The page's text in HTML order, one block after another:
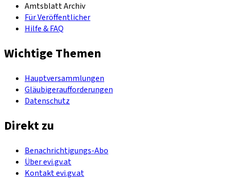
Amtsblatt Archiv
Für Veröffentlicher
Hilfe & FAQ
Wichtige Themen
Hauptversammlungen
Gläubigeraufforderungen
Datenschutz
Direkt zu
Benachrichtigungs-Abo
Über evi.gv.at
Kontakt evi.gv.at